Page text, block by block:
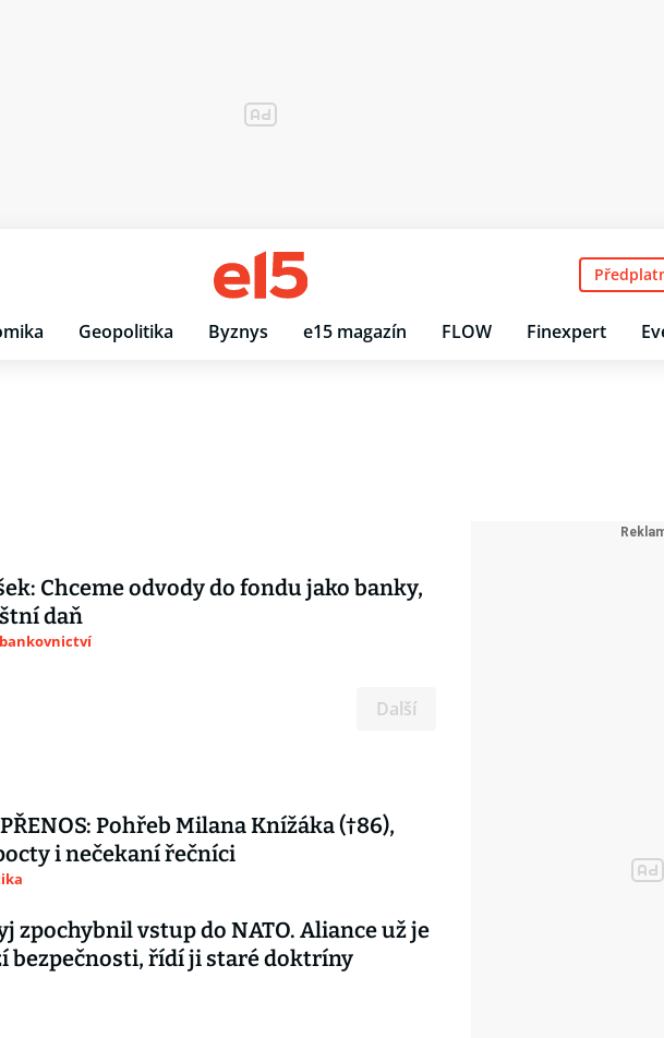
Geopolitika Byznys e15 magazín FLOW Finexpert
Chceme odvody do fondu jako banky,
daň
Další
Pohřeb Milana Knížáka (†86),
i nečekaní řečníci
zpochybnil vstup do NATO. Aliance už je
bezpečnosti, řídí ji staré doktríny